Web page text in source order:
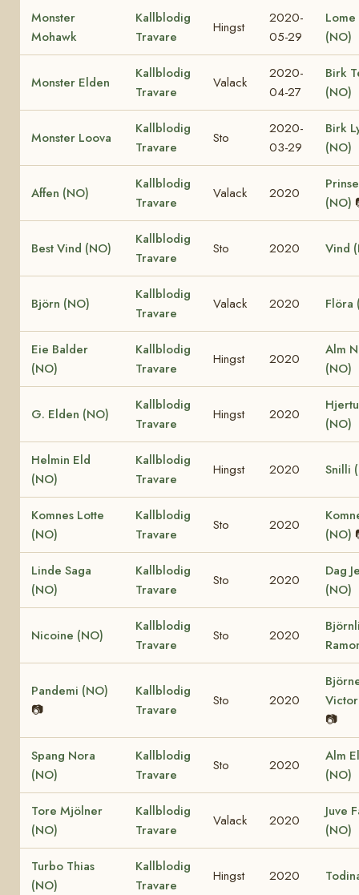
Monster
Mohawk
Kallblodig
Travare
Hingst
2020-
05-29
Lome
(NO)
Monster Elden
Kallblodig
Travare
Valack
2020-
04-27
Birk
(NO)
Monster Loova
Kallblodig
Travare
Sto
2020-
03-29
Birk
(NO)
Affen (NO)
Kallblodig
Travare
Valack 2020
(NO)
Best Vind (NO)
Kallblodig
Travare
Sto 2020 Vind
Björn (NO)
Kallblodig
Travare
Valack 2020 Flöra
Eie Balder
(NO)
Kallblodig
Travare
Hingst 2020
Alm
(NO)
G. Elden (NO)
Kallblodig
Travare
Hingst 2020
(NO)
Helmin Eld
(NO)
Kallblodig
Travare
Hingst 2020 Snilli
Komnes Lotte
(NO)
Kallblodig
Travare
Sto 2020
(NO)
Linde Saga
(NO)
Kallblodig
Travare
Sto 2020
Dag
(NO)
Nicoine (NO)
Kallblodig
Travare
Sto 2020
Pandemi (NO)
📷
Kallblodig
Travare
Sto 2020
📷
Spang Nora
(NO)
Kallblodig
Travare
Sto 2020
Alm
(NO)
Tore Mjölner
(NO)
Kallblodig
Travare
Valack 2020
Juve
(NO)
Turbo Thias
(NO)
Kallblodig
Travare
Hingst 2020